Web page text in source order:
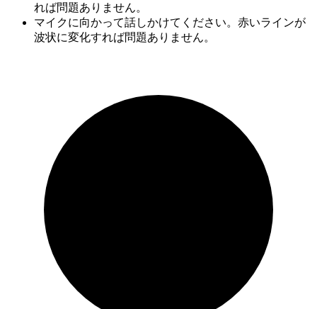
れば問題ありません。
マイクに向かって話しかけてください。赤いラインが
波状に変化すれば問題ありません。